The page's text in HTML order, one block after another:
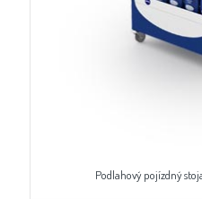
Podlahový pojízdný